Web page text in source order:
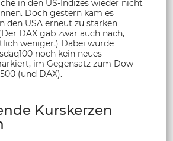
in den US-Indizes wieder nicht
Doch gestern kam es
den USA erneut zu starken
DAX gab zwar auch nach,
weniger.) Dabei wurde
noch kein neues
im Gegensatz zum Dow
(und DAX).
Kurskerzen